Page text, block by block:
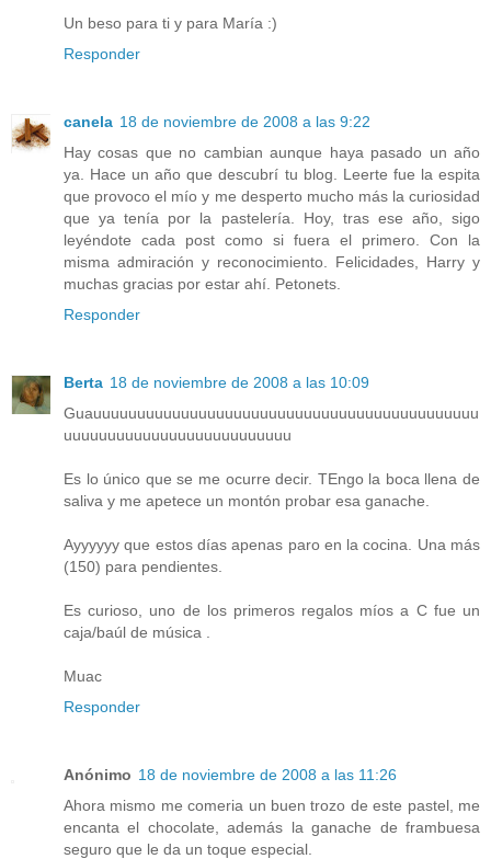
Un beso para ti y para María :)
Responder
canela 18 de noviembre de 2008 a las 9:22
Hay cosas que no cambian aunque haya pasado un año
ya. Hace un año que descubrí tu blog. Leerte fue la espita
que provoco el mío y me desperto mucho más la curiosidad
que ya tenía por la pastelería. Hoy, tras ese año, sigo
leyéndote cada post como si fuera el primero. Con la
misma admiración y reconocimiento. Felicidades, Harry y
muchas gracias por estar ahí. Petonets.
Responder
Berta 18 de noviembre de 2008 a las 10:09
Guauuuuuuuuuuuuuuuuuuuuuuuuuuuuuuuuuuuuuuuuuuuu
uuuuuuuuuuuuuuuuuuuuuuuuuu
Es lo único que se me ocurre decir. TEngo la boca llena de
saliva y me apetece un montón probar esa ganache.
Ayyyyyy que estos días apenas paro en la cocina. Una más
(150) para pendientes.
Es curioso, uno de los primeros regalos míos a C fue un
caja/baúl de música .
Muac
Responder
Anónimo 18 de noviembre de 2008 a las 11:26
Ahora mismo me comeria un buen trozo de este pastel, me
encanta el chocolate, además la ganache de frambuesa
seguro que le da un toque especial.